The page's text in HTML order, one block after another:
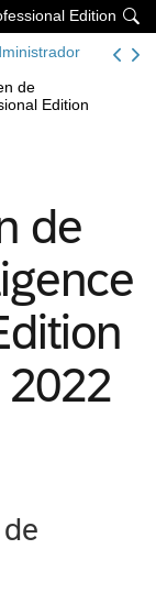

Edition
de
Edition
de